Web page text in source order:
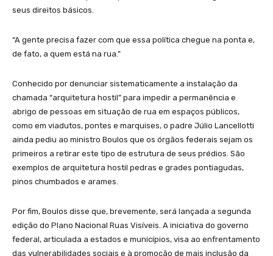
seus direitos básicos.
“A gente precisa fazer com que essa política chegue na ponta e,
de fato, a quem está na rua.”
Conhecido por denunciar sistematicamente a instalação da
chamada “arquitetura hostil” para impedir a permanência e
abrigo de pessoas em situação de rua em espaços públicos,
como em viadutos, pontes e marquises, o padre Júlio Lancellotti
ainda pediu ao ministro Boulos que os órgãos federais sejam os
primeiros a retirar este tipo de estrutura de seus prédios. São
exemplos de arquitetura hostil pedras e grades pontiagudas,
pinos chumbados e arames.
Por fim, Boulos disse que, brevemente, será lançada a segunda
edição do Plano Nacional Ruas Visíveis. A iniciativa do governo
federal, articulada a estados e municípios, visa ao enfrentamento
das vulnerabilidades sociais e à promoção de mais inclusão da